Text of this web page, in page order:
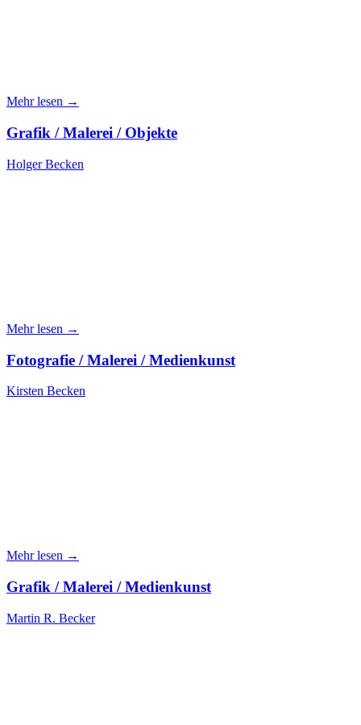
Mehr lesen →
Grafik / Malerei / Objekte
Holger Becken
Mehr lesen →
Fotografie / Malerei / Medienkunst
Kirsten Becken
Mehr lesen →
Grafik / Malerei / Medienkunst
Martin R. Becker